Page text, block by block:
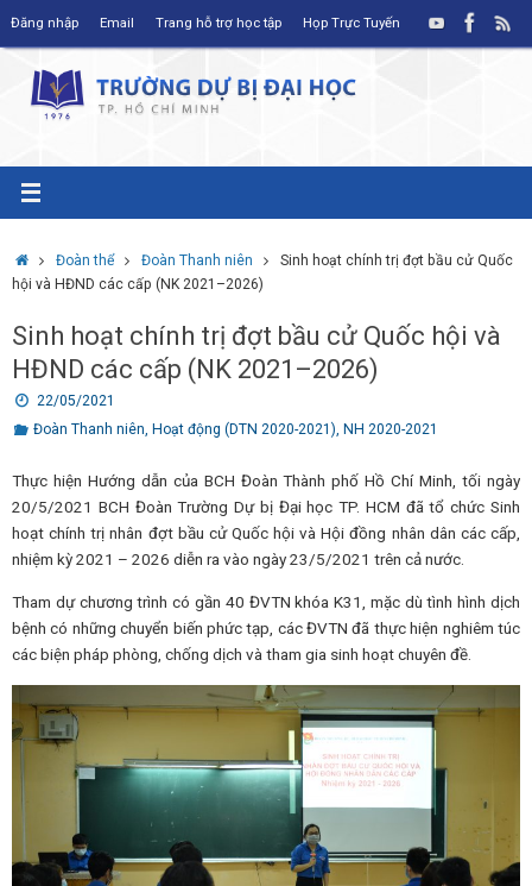
Đăng nhập Email Trang hỗ trợ học tập Họp Trực Tuyến
HomeĐoàn thể Đoàn Thanh niên
Sinh hoạt chính trị đợt bầu cử Quốc
hội và HĐND các cấp (NK 2021–2026)
Sinh hoạt chính trị đợt bầu cử Quốc hội và
HĐND các cấp (NK 2021–2026)
22/05/2021
Đoàn Thanh niên, Hoạt động (DTN 2020-2021), NH 2020-2021
Thực hiện Hướng dẫn của BCH Đoàn Thành phố Hồ Chí Minh, tối ngày
20/5/2021 BCH Đoàn Trường Dự bị Đại học TP. HCM đã tổ chức Sinh
hoạt chính trị nhân đợt bầu cử Quốc hội và Hội đồng nhân dân các cấp,
nhiệm kỳ 2021 – 2026 diễn ra vào ngày 23/5/2021 trên cả nước.
Tham dự chương trình có gần 40 ĐVTN khóa K31, mặc dù tình hình dịch
bệnh có những chuyển biến phức tạp, các ĐVTN đã thực hiện nghiêm túc
các biện pháp phòng, chống dịch và tham gia sinh hoạt chuyên đề.